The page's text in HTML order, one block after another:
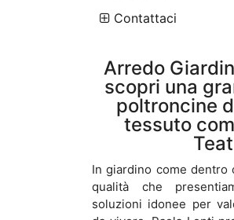
Contattaci
Arredo
scopri una
poltroncine
tessuto
In giardino come dentro
qualità che
soluzioni idonee per